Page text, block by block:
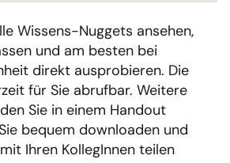
Wissens-Nuggets ansehen,
und am besten bei
direkt ausprobieren. Die
für Sie abrufbar. Weitere
Sie in einem Handout
bequem downloaden und
Ihren KollegInnen teilen